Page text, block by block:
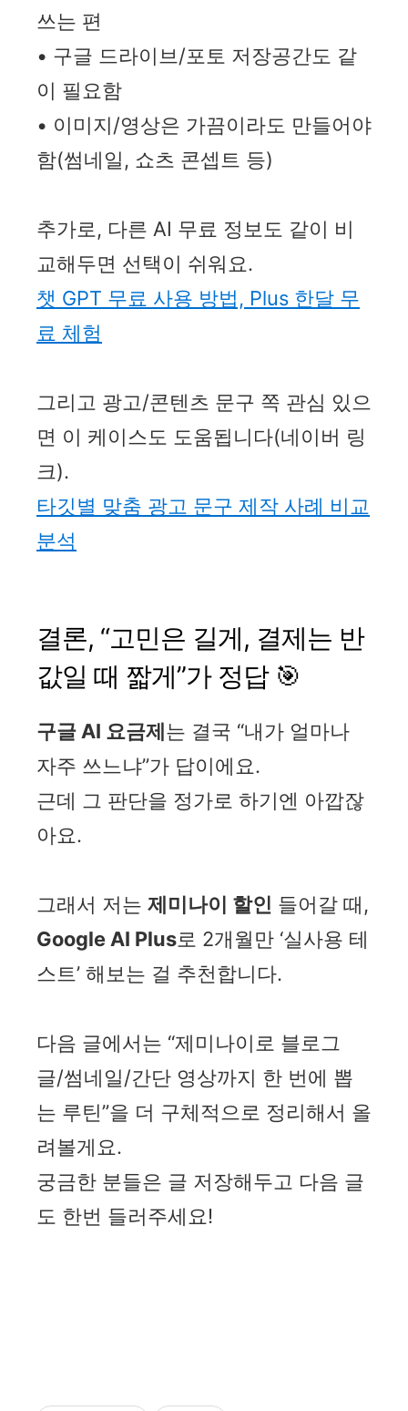
쓰는 편
• 구글 드라이브/포토 저장공간도 같
이 필요함
• 이미지/영상은 가끔이라도 만들어야
함(썸네일, 쇼츠 콘셉트 등)
추가로, 다른 AI 무료 정보도 같이 비
교해두면 선택이 쉬워요.
챗 GPT 무료 사용 방법, Plus 한달 무
료 체험
그리고 광고/콘텐츠 문구 쪽 관심 있으
면 이 케이스도 도움됩니다(네이버 링
크).
타깃별 맞춤 광고 문구 제작 사례 비교
분석
결론, “고민은 길게, 결제는 반
값일 때 짧게”가 정답 🎯
구글 AI 요금제는 결국 “내가 얼마나
자주 쓰느냐”가 답이에요.
근데 그 판단을 정가로 하기엔 아깝잖
아요.
그래서 저는 제미나이 할인 들어갈 때,
Google AI Plus로 2개월만 ‘실사용 테
스트’ 해보는 걸 추천합니다.
다음 글에서는 “제미나이로 블로그
글/썸네일/간단 영상까지 한 번에 뽑
는 루틴”을 더 구체적으로 정리해서 올
려볼게요.
궁금한 분들은 글 저장해두고 다음 글
도 한번 들러주세요!